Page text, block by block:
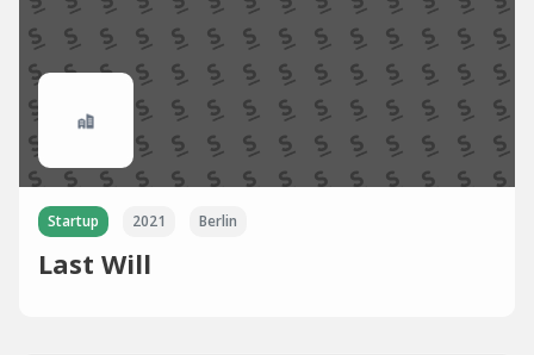
Startup 2021 Berlin
Last Will